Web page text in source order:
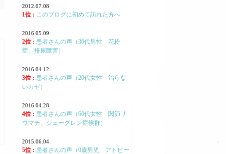
2012.07.08
1位 : このブログに初めて訪れた方へ
2016.05.09
2位 : 患者さんの声（30代男性 花粉
症、排尿障害）
2016.04.12
3位 : 患者さんの声（20代女性 治らな
いカゼ）
2016.04.28
4位 : 患者さんの声（60代女性 関節リ
ウマチ、シェーグレン症候群）
2015.06.04
5位 : 患者さんの声（0歳男児 アトピー